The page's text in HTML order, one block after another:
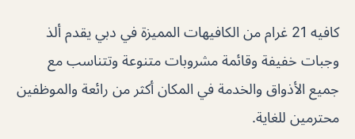
كافيه 21 غرام من الكافيهات المميزة في دبي يقدم ألذ
وجبات خفيفة وقائمة مشروبات متنوعة وتتناسب مع
جميع الأذواق والخدمة في المكان أكثر من رائعة والموظفين
محترمين للغاية.